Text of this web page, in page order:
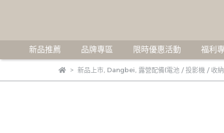
新品推薦 品牌專區 限時優惠活動 福利
新品上市, Dangbei 露營配備(電池 / 投影機 / 收